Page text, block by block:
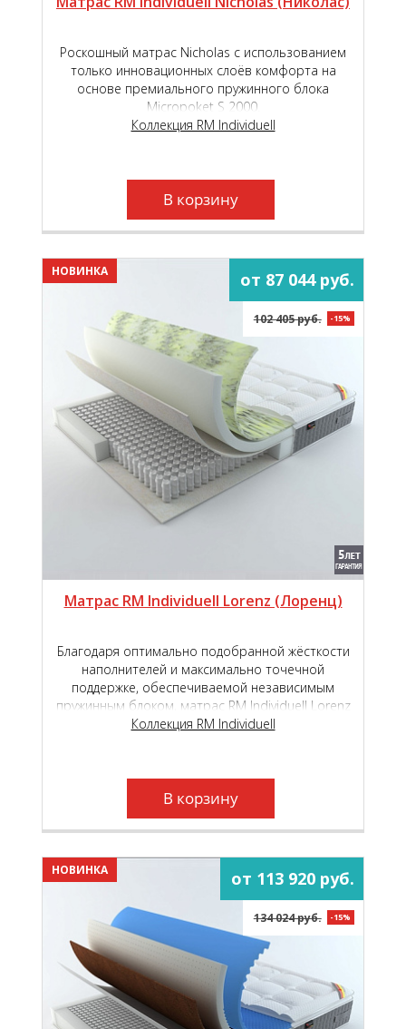
Роскошный матрас Nicholas с использованием
только инновационных слоёв комфорта на
основе премиального пружинного блока
Micropoket S 2000.
Коллекция RM Individuell
В корзину
НОВИНКА от 87 044 руб.
102 405 руб. -15%
Матрас RM Individuell Lorenz (Лоренц)
Благодаря оптимально подобранной жёсткости
наполнителей и максимально точечной
поддержке, обеспечиваемой независимым
пружинным блоком, матрас RM Individuell Lorenz
подарит наивысший уровень комфорта во
Коллекция RM Individuell
В корзину
НОВИНКА от 113 920 руб.
134 024 руб. -15%